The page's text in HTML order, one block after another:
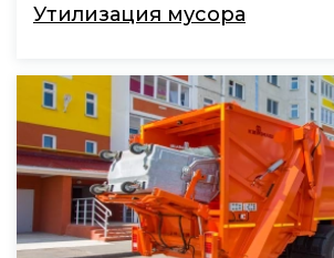
Утилизация мусора